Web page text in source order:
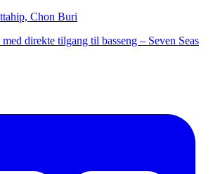
Chon Buri
direkte tilgang til basseng – Seven Seas